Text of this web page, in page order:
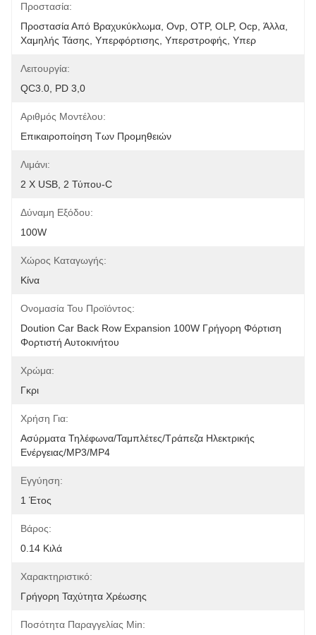
Προστασία:
Προστασία Από Βραχυκύκλωμα, Ovp, OTP, OLP, Ocp, Άλλα,
Χαμηλής Τάσης, Υπερφόρτισης, Υπερστροφής, Υπερ
Λειτουργία:
QC3.0, PD 3,0
Αριθμός Μοντέλου:
Επικαιροποίηση Των Προμηθειών
Λιμάνι:
2 X USB, 2 Τύπου-C
Δύναμη Εξόδου:
100W
Χώρος Καταγωγής:
Κίνα
Ονομασία Του Προϊόντος:
Doution Car Back Row Expansion 100W Γρήγορη Φόρτιση
Φορτιστή Αυτοκινήτου
Χρώμα:
Γκρι
Χρήση Για:
Ασύρματα Τηλέφωνα/ταμπλέτες/Τράπεζα Ηλεκτρικής
Ενέργειας/MP3/MP4
Εγγύηση:
1 Έτος
Βάρος:
0.14 Κιλά
Χαρακτηριστικό:
Γρήγορη Ταχύτητα Χρέωσης
Ποσότητα Παραγγελίας Min: